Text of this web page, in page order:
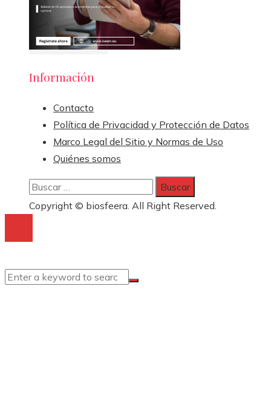
Información
Contacto
Política de Privacidad y Protección de Datos
Marco Legal del Sitio y Normas de Uso
Quiénes somos
Buscar:
Copyright © biosfeera. All Right Reserved.